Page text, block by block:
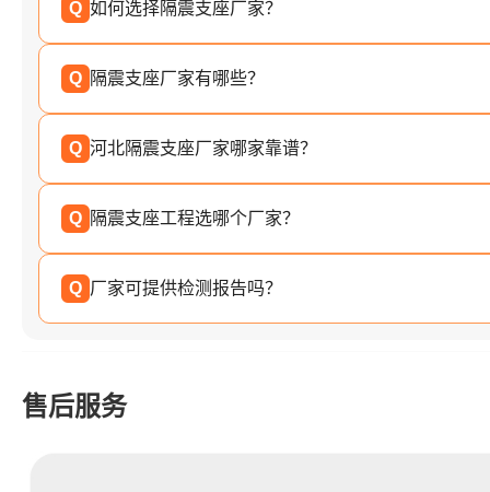
Q 如何选择隔震支座厂家？
Q 隔震支座厂家有哪些？
Q 河北隔震支座厂家哪家靠谱？
Q 隔震支座工程选哪个厂家？
Q 厂家可提供检测报告吗？
售后服务